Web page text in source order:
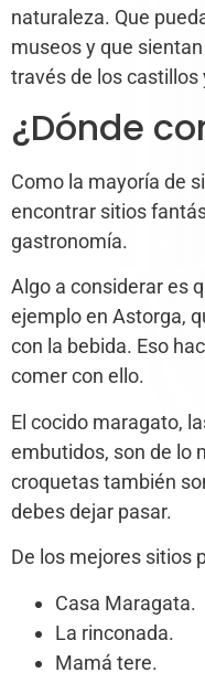
naturaleza. Que
museos y que
través de los castillos
¿Dónde
Como la mayoría de
encontrar sitios
gastronomía.
Algo a considerar es
ejemplo en Astorga,
con la bebida. Eso
comer con ello.
El cocido maragato,
embutidos, son de lo
croquetas también
debes dejar pasar.
De los mejores sitios
Casa Maragata.
La rinconada.
Mamá tere.